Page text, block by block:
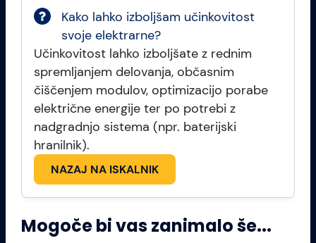
Kako lahko izboljšam učinkovitost
svoje elektrarne?
Učinkovitost lahko izboljšate z rednim
spremljanjem delovanja, občasnim
čiščenjem modulov, optimizacijo porabe
električne energije ter po potrebi z
nadgradnjo sistema (npr. baterijski
hranilnik).
NAZAJ NA ISKALNIK
Mogoče bi vas zanimalo še...